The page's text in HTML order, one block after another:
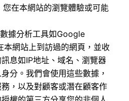
在本網站的瀏覽體驗或可能
據分析工具如Google
網站上到訪過的網頁，並收
息如IP地址、域名、瀏覽器
分。我們會使用這些數據，
，以及對顧客或潛在顧客作